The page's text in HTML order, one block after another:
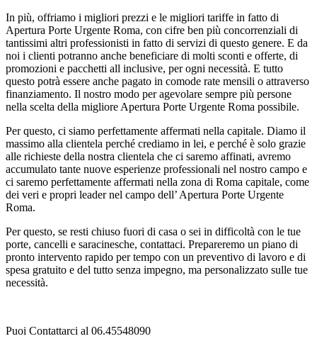
In più, offriamo i migliori prezzi e le migliori tariffe in fatto di
Apertura Porte Urgente Roma, con cifre ben più concorrenziali di
tantissimi altri professionisti in fatto di servizi di questo genere. E da
noi i clienti potranno anche beneficiare di molti sconti e offerte, di
promozioni e pacchetti all inclusive, per ogni necessità. E tutto
questo potrà essere anche pagato in comode rate mensili o attraverso
finanziamento. Il nostro modo per agevolare sempre più persone
nella scelta della migliore Apertura Porte Urgente Roma possibile.
Per questo, ci siamo perfettamente affermati nella capitale. Diamo il
massimo alla clientela perché crediamo in lei, e perché è solo grazie
alle richieste della nostra clientela che ci saremo affinati, avremo
accumulato tante nuove esperienze professionali nel nostro campo e
ci saremo perfettamente affermati nella zona di Roma capitale, come
dei veri e propri leader nel campo dell’ Apertura Porte Urgente
Roma.
Per questo, se resti chiuso fuori di casa o sei in difficoltà con le tue
porte, cancelli e saracinesche, contattaci. Prepareremo un piano di
pronto intervento rapido per tempo con un preventivo di lavoro e di
spesa gratuito e del tutto senza impegno, ma personalizzato sulle tue
necessità.
Puoi Contattarci al 06.45548090